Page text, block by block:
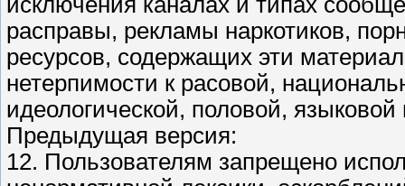
расправы, рекламы наркотиков,
ресурсов, содержащих эти
нетерпимости к расовой,
идеологической, половой,
Предыдущая версия:
12. Пользователям запрещено